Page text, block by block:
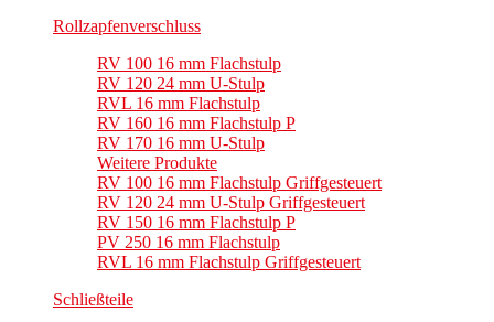
Rollzapfenverschluss
RV 100 16 mm Flachstulp
RV 120 24 mm U-Stulp
RVL 16 mm Flachstulp
RV 160 16 mm Flachstulp P
RV 170 16 mm U-Stulp
Weitere Produkte
RV 100 16 mm Flachstulp Griffgesteuert
RV 120 24 mm U-Stulp Griffgesteuert
RV 150 16 mm Flachstulp P
PV 250 16 mm Flachstulp
RVL 16 mm Flachstulp Griffgesteuert
Schließteile